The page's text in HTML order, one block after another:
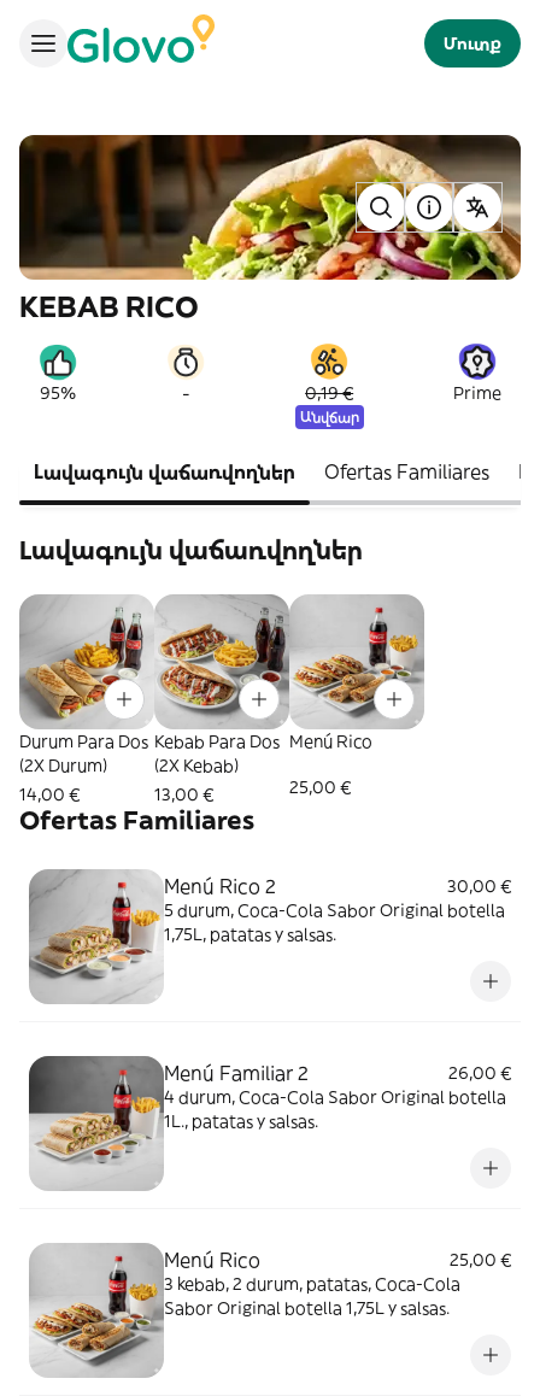
Մուտք
KEBAB RICO
95% - 0,19 €
Անվճար
Prime
Լավագույն վաճառվողներ Ofertas Familiares
Լավագույն վաճառվողներ
Durum Para Dos
(2X Durum)
14,00 €
Kebab Para Dos
(2X Kebab)
13,00 €
Menú Rico
25,00 €
Ofertas Familiares
Menú Rico 2
30,00 €
5 durum, Coca-Cola Sabor Original botella
1,75L, patatas y salsas.
Menú Familiar 2
26,00 €
4 durum, Coca-Cola Sabor Original botella
1L., patatas y salsas.
Menú Rico
25,00 €
3 kebab, 2 durum, patatas, Coca-Cola
Sabor Original botella 1,75L y salsas.